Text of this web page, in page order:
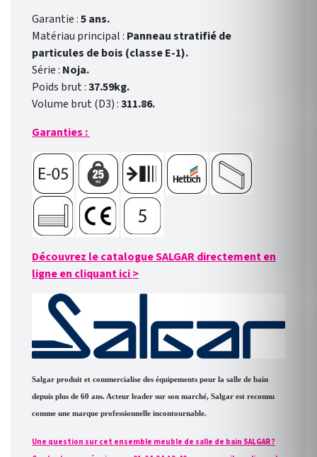
Garantie :5 ans.
Matériau principal : Panneau stratifié de
particules de bois (classe E-1).
Série : Noja.
Poids brut :37.59kg.
Volume brut (D3) :311.86.
Garanties :
Découvrez le catalogue SALGAR directement en
ligne en cliquant ici>
Salgar produit et commercialise des équipements pour la salle de bain
depuis plus de 60 ans. Acteur leader sur son marché, Salgar est reconnu
comme une marque professionnelle incontournable.
Une question sur cet ensemble meuble de salle de bain SALGAR ?